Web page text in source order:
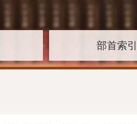
部首索引